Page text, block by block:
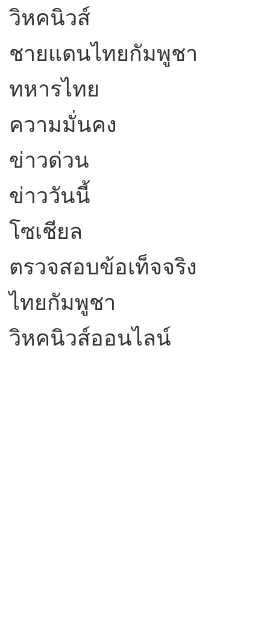
วิหคนิวส์
ชายแดนไทยกัมพูชา
ทหารไทย
ความมั่นคง
ข่าวด่วน
ข่าววันนี้
โซเชียล
ตรวจสอบข้อเท็จจริง
ไทยกัมพูชา
วิหคนิวส์ออนไลน์